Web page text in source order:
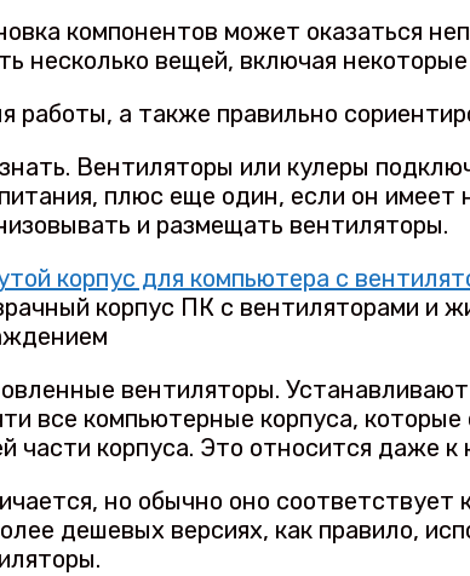
компонентов может оказаться
несколько вещей, включая
работы, а также правильно
Вентиляторы или кулеры
плюс еще один, если он
и размещать вентиляторы.
корпус ПК с вентиляторами и
вентиляторы.
все компьютерные корпуса,
корпуса. Это относится даже
но обычно оно
дешевых версиях, как правило,